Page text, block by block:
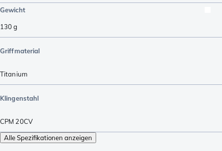
Gewicht
130g
Griffmaterial
Titanium
Klingenstahl
CPM 20CV
Alle Spezifikationen anzeigen